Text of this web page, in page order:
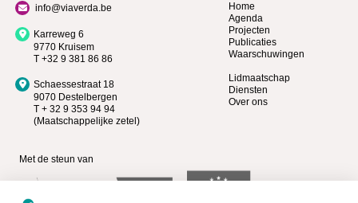
info@viaverda.be
Karreweg 6
9770 Kruisem
T +32 9 381 86 86
Schaessestraat 18
9070 Destelbergen
T + 32 9 353 94 94
(Maatschappelijke zetel)
Home
Agenda
Projecten
Publicaties
Waarschuwingen
Lidmaatschap
Diensten
Over ons
Met de steun van